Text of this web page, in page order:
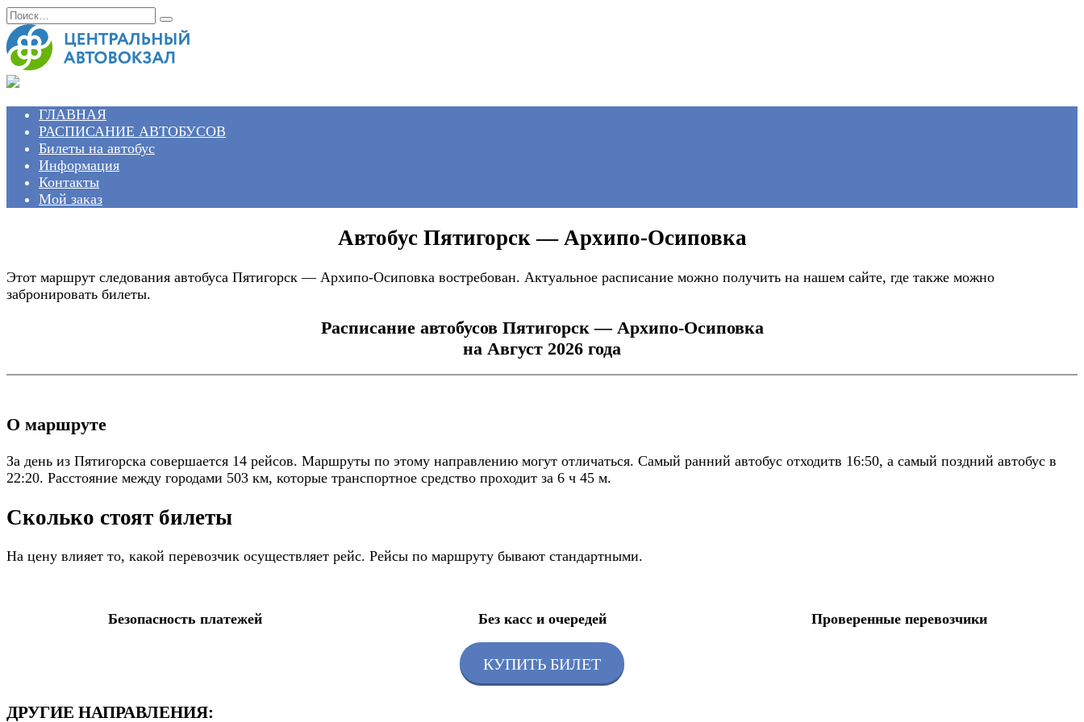
Перейти
к
содержанию
Search
for:
ГЛАВНАЯ
РАСПИСАНИЕ АВТОБУСОВ
Билеты на автобус
Информация
Контакты
Мой заказ
Автобус Пятигорск — Архипо-Осиповка
Этот маршрут следования автобуса Пятигорск — Архипо-Осиповка востребован. Актуальное расписание можно получить на нашем сайте, где также можно
забронировать билеты.
Расписание автобусов Пятигорск — Архипо-Осиповка
на Август 2026 года
О маршруте
За день из Пятигорска совершается 14 рейсов. Маршруты по этому направлению могут отличаться. Самый ранний автобус отходитв 16:50, а самый поздний автобус в
22:20. Расстояние между городами 503 км, которые транспортное средство проходит за 6 ч 45 м.
Сколько стоят билеты
На цену влияет то, какой перевозчик осуществляет рейс. Рейсы по маршруту бывают стандартными.
Безопасность платежей Без касс и очередей Проверенные перевозчики
КУПИТЬ БИЛЕТ
ДРУГИЕ НАПРАВЛЕНИЯ: